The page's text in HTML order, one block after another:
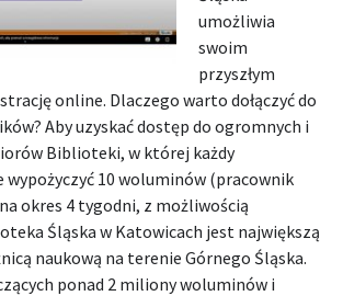
umożliwia
swoim
przyszłym
online. Dlaczego warto dołączyć do
Aby uzyskać dostęp do ogromnych i
Biblioteki, w której każdy
wypożyczyć 10 woluminów (pracownik
okres 4 tygodni, z możliwością
Śląska w Katowicach jest największą
naukową na terenie Górnego Śląska.
ponad 2 miliony woluminów i